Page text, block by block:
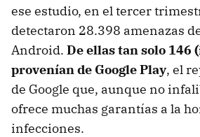
ese estudio, en el tercer
detectaron 28.398 amenazas
Android. De ellas tan solo 146
provenían de Google Play, el
de Google que, aunque no
ofrece muchas garantías a la
infecciones.